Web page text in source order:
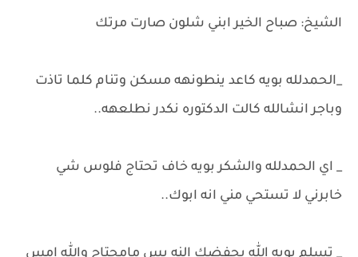
الشيخ: صباح الخير ابني شلون صارت مرتك
_الحمدلله بويه كاعد ينطونهه مسكن وتنام كلما تاذت
وباجر انشالله كالت الدكتوره نكدر نطلعهه..
_ اي الحمدلله والشكر بويه خاف تحتاج فلوس شي
خابرني لا تستحي مني انه ابوك..
_ تسلم بويه الله يحفضك النه بس مامحتاج والله امس